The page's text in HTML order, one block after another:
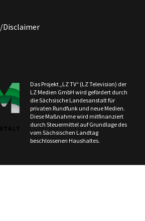
Disclaimer
Das Projekt „LZ TV“ (LZ Television) der
LZ Medien GmbH wird gefördert durch
die Sächsische Landesanstalt für
privaten Rundfunk und neue Medien.
Diese Maßnahme wird mitfinanziert
durch Steuermittel auf Grundlage des
vom Sächsischen Landtag
beschlossenen Haushaltes.